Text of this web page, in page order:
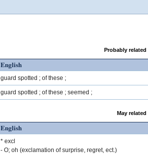
Probably
English
guard spotted ; of these ;
guard spotted ; of these ; seemed ;
May
English
* excl
- O; oh (exclamation of surprise, regret, ect.)